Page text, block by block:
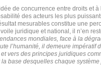
de concurrence entre droits et
des acteurs les plus
mesurables constitue une
juridique et national, il n’en
mondiales, face à la
l’humanité, il demeure impératif
vers des principes juridiques
base desquelles chaque